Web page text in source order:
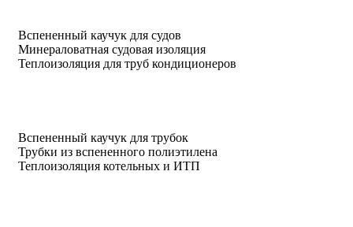
Вспененный каучук для судов
Минераловатная судовая изоляция
Теплоизоляция для труб кондиционеров
Вспененный каучук для трубок
Трубки из вспененного полиэтилена
Теплоизоляция котельных и ИТП